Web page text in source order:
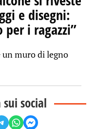
e disegni:
per i ragazzi”
un muro di legno
sui social